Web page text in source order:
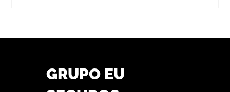
GRUPO EU